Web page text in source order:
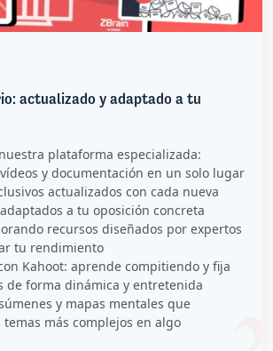
actualizado y adaptado a tu
plataforma especializada:
y documentación en un solo lugar
actualizados con cada nueva
a tu oposición concreta
recursos diseñados por expertos
tu rendimiento
Kahoot: aprende compitiendo y fija
de forma dinámica y entretenida
y mapas mentales que
más complejos en algo